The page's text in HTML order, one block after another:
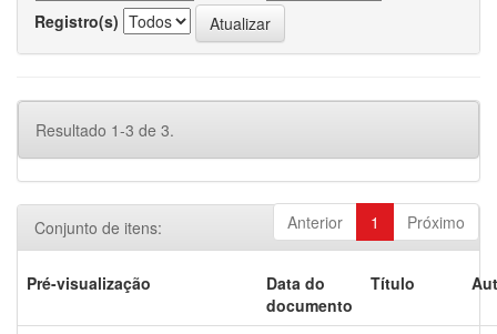
Registro(s)
Resultado 1-3 de 3.
Anterior 1 Próximo
Conjunto de itens:
Pré-visualização
Data do
documento
Título